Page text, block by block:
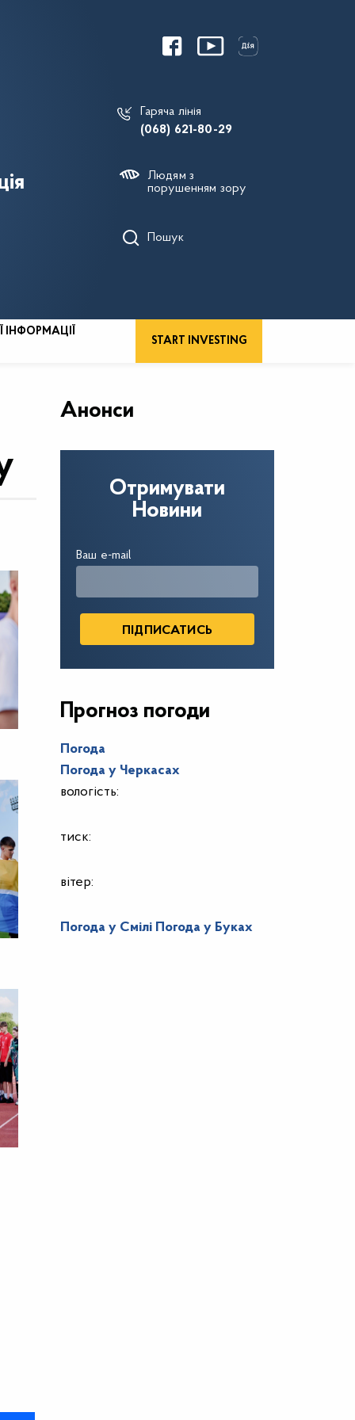
Гаряча лінія
(068) 621-80-29
Людям з
порушенням зору
Пошук
START INVESTING
Анонси
Отримувати
Новини
Ваш e-mail
Прогноз погоди
Погода
Погода у Черкасах
вологість:
тиск:
вітер:
Погода у Смілі Погода у Буках